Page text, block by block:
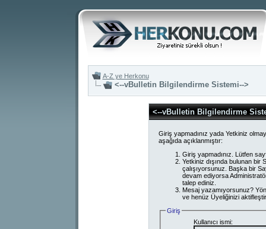
A-Z ye Herkonu
<--vBulletin Bilgilendirme Sistemi-->
<--vBulletin Bilgilendirme
Giriş yapmadınız yada Yetkiniz
aşağıda açıklanmıştır:
Giriş yapmadınız. Lütfen
Yetkiniz dışında bulunan
çalışıyorsunuz. Başka bir
devam ediyorsa
talep ediniz.
Mesaj yazamıyorsunuz?
ve henüz Üyeliğinizi
Giriş
Kullanıcı ismi: